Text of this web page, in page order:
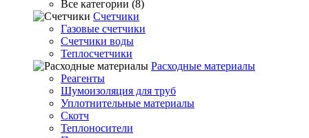
Все категории (8)
Счетчики
Газовые счетчики
Счетчики воды
Теплосчетчики
Расходные материалы
Реагенты
Шумоизоляция для труб
Уплотнительные материалы
Скотч
Теплоносители